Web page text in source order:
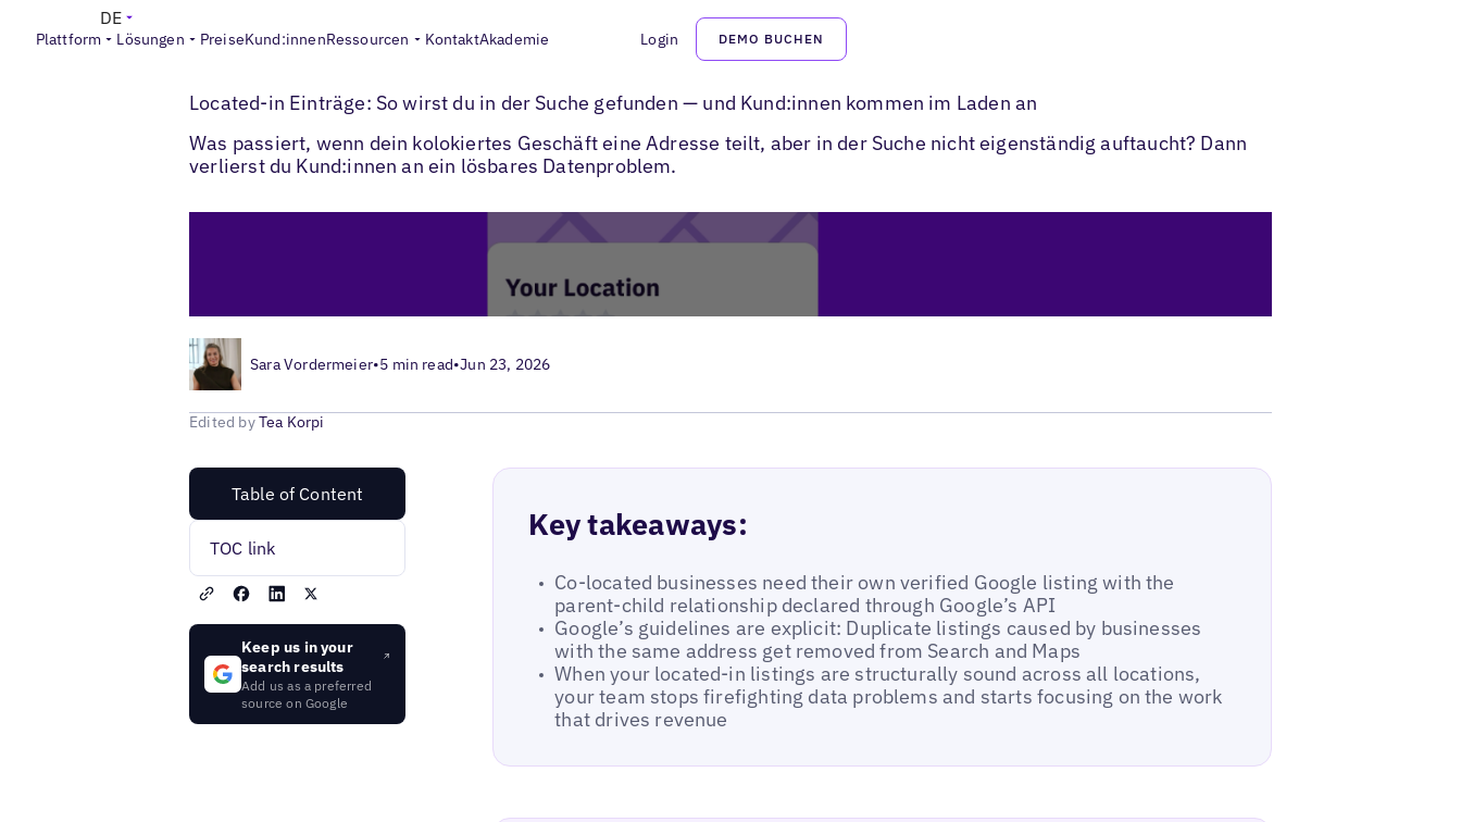
Plattform Lösungen PreiseKund:innenRessourcen KontaktAkademie Login DEMO BUCHEN
DE
Blogs> Lokales Listings-Management> Store-in-Store Konzept für Einträge
Located-in Einträge: So wirst du in der Suche gefunden — und Kund:innen kommen im Laden an
Was passiert, wenn dein kolokiertes Geschäft eine Adresse teilt, aber in der Suche nicht eigenständig auftaucht? Dann
verlierst du Kund:innen an ein lösbares Datenproblem.
Sara Vordermeier•5 min read•Jun 23, 2026
Edited byTea Korpi
Table of Content
TOC link
Keep us in your
search results
Add us as a preferred
source on Google
Key takeaways:
Co-located businesses need their own verified Google listing with the
parent-child relationship declared through Google’s API
Google’s guidelines are explicit: Duplicate listings caused by businesses
with the same address get removed from Search and Maps
When your located-in listings are structurally sound across all locations,
your team stops firefighting data problems and starts focusing on the work
that drives revenue